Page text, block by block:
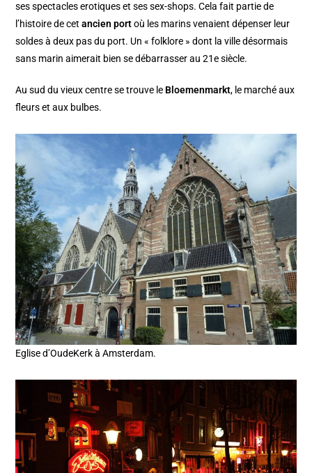
ses spectacles erotiques et ses sex-shops. Cela fait partie de
l’histoire de cetancien portoù les marins venaient dépenser leur
soldes à deux pas du port. Un « folklore » dont la ville désormais
sans marin aimerait bien se débarrasser au 21e siècle.
Au sud du vieux centre se trouve le Bloemenmarkt, le marché aux
fleurs et aux bulbes.
Eglise d’OudeKerk à Amsterdam.